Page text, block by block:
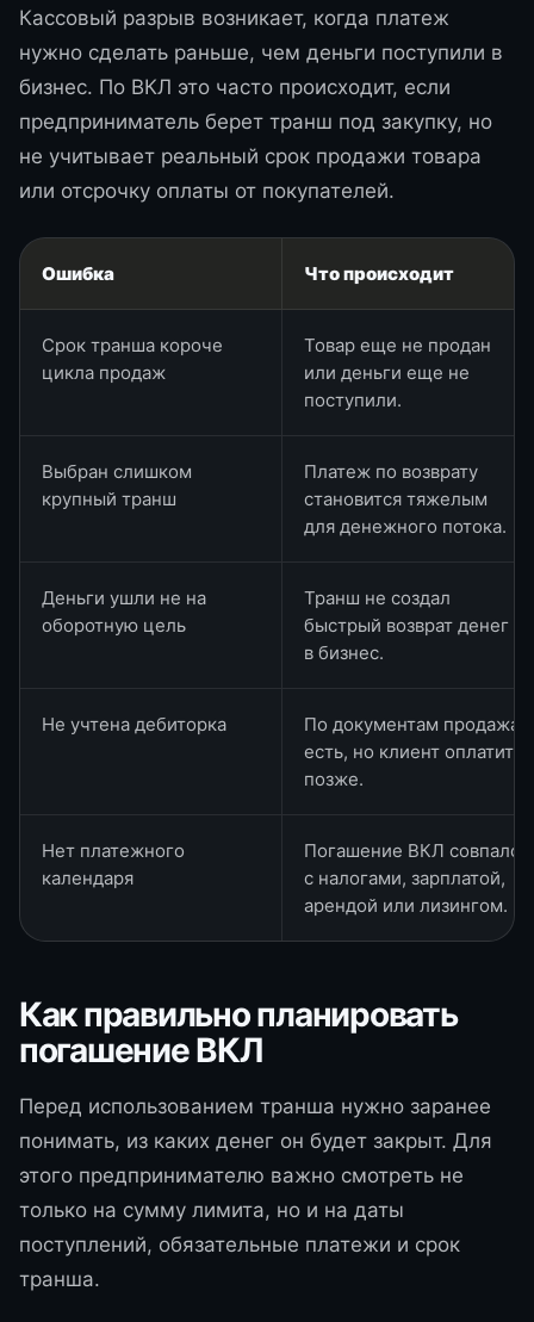
Кассовый разрыв возникает, когда платеж
нужно сделать раньше, чем деньги поступили в
бизнес. По ВКЛ это часто происходит, если
предприниматель берет транш под закупку, но
не учитывает реальный срок продажи товара
или отсрочку оплаты от покупателей.
Ошибка Что происходит
Срок транша короче
цикла продаж
Товар еще не продан
или деньги еще не
поступили.
Выбран слишком
крупный транш
Платеж по возврату
становится тяжелым
для денежного потока.
Деньги ушли не на
оборотную цель
Транш не создал
быстрый возврат денег
в бизнес.
Не учтена дебиторка
По документам продажа
есть, но клиент оплатит
позже.
Нет платежного
календаря
Погашение ВКЛ совпало
с налогами, зарплатой,
арендой или лизингом.
Как правильно планировать
погашение ВКЛ
Перед использованием транша нужно заранее
понимать, из каких денег он будет закрыт. Для
этого предпринимателю важно смотреть не
только на сумму лимита, но и на даты
поступлений, обязательные платежи и срок
транша.